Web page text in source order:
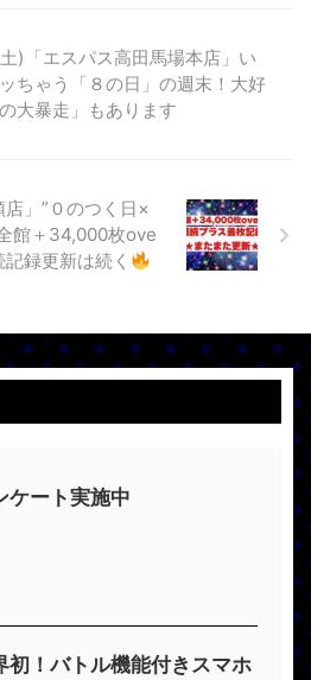
)「エスパス高田馬場本店」い
ちゃう「８の日」の週末！大好
大暴走」もあります
」”０のつく日×
館＋34,000枚ove
録更新は続く
ケート実施中
初！バトル機能付きスマホ